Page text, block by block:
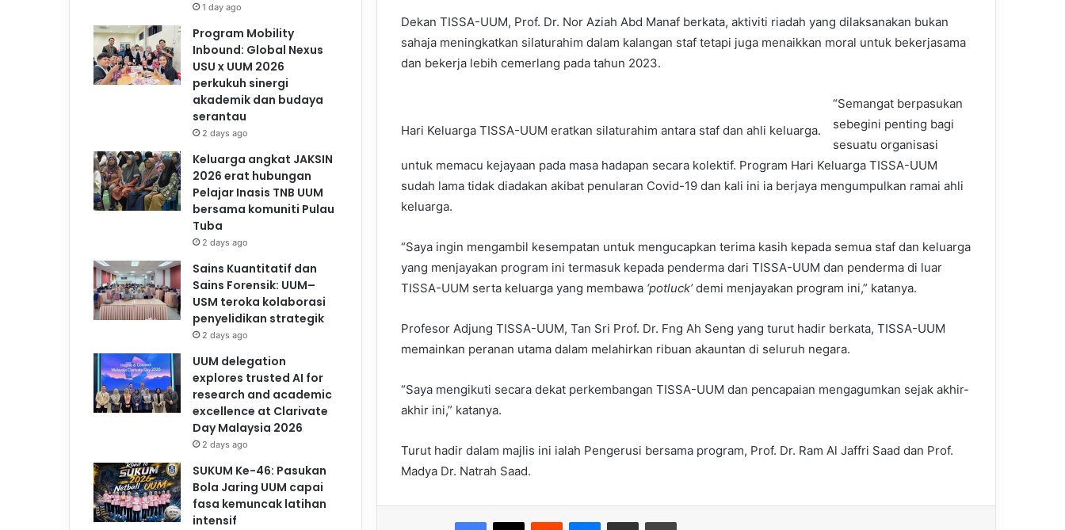
Dekan TISSA-UUM, Prof. Dr. Nor Aziah Abd Manaf berkata, aktiviti riadah yang dilaksanakan bukan
sahaja meningkatkan silaturahim dalam kalangan staf tetapi juga menaikkan moral untuk bekerjasama
dan bekerja lebih cemerlang pada tahun 2023.
Hari Keluarga TISSA-UUM eratkan silaturahim antara staf dan ahli keluarga.
“Semangat berpasukan
sebegini penting bagi
sesuatu organisasi
untuk memacu kejayaan pada masa hadapan secara kolektif. Program Hari Keluarga TISSA-UUM
sudah lama tidak diadakan akibat penularan Covid-19 dan kali ini ia berjaya mengumpulkan ramai ahli
keluarga.
“Saya ingin mengambil kesempatan untuk mengucapkan terima kasih kepada semua staf dan keluarga
yang menjayakan program ini termasuk kepada penderma dari TISSA-UUM dan penderma di luar
TISSA-UUM serta keluarga yang membawa ‘potluck’demi menjayakan program ini,” katanya.
Profesor Adjung TISSA-UUM, Tan Sri Prof. Dr. Fng Ah Seng yang turut hadir berkata, TISSA-UUM
memainkan peranan utama dalam melahirkan ribuan akauntan di seluruh negara.
“Saya mengikuti secara dekat perkembangan TISSA-UUM dan pencapaian mengagumkan sejak akhir-
akhir ini,” katanya.
Turut hadir dalam majlis ini ialah Pengerusi bersama program, Prof. Dr. Ram Al Jaffri Saad dan Prof.
Madya Dr. Natrah Saad.
Facebook
X Reddit Messenger
Share via Email Print
1 day ago
Program Mobility
Inbound: Global Nexus
USU x UUM 2026
perkukuh sinergi
akademik dan budaya
serantau
2 days ago
Keluarga angkat JAKSIN
2026 erat hubungan
Pelajar Inasis TNB UUM
bersama komuniti Pulau
Tuba
2 days ago
Sains Kuantitatif dan
Sains Forensik: UUM–
USM teroka kolaborasi
penyelidikan strategik
2 days ago
UUM delegation
explores trusted AI for
research and academic
excellence at Clarivate
Day Malaysia 2026
2 days ago
SUKUM Ke-46: Pasukan
Bola Jaring UUM capai
fasa kemuncak latihan
intensif